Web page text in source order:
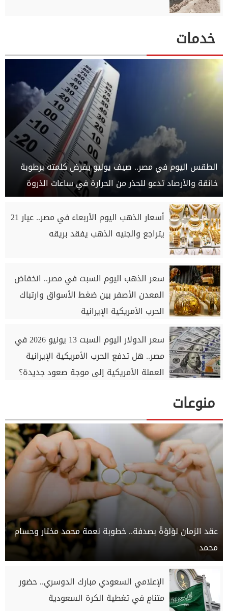
خدمات
الطقس اليوم في مصر.. صيف يوليو يفرض كلمته برطوبة
خانقة والأرصاد تدعو للحذر من الحرارة في ساعات الذروة
أسعار الذهب اليوم الأربعاء في مصر.. عيار 21
يتراجع والجنيه الذهب يفقد بريقه
سعر الذهب اليوم السبت في مصر.. انخفاض
المعدن الأصفر بين ضغط الأسواق وارتباك
الحرب الأمريكية الإيرانية
سعر الدولار اليوم السبت 13 يونيو 2026 في
مصر.. هل تدفع الحرب الأمريكية الإيرانية
العملة الأمريكية إلى موجة صعود جديدة؟
منوعات
عقد الزمان لؤلؤةً بصدفة.. خطوبة نعمة محمد مختار وحسام
محمد
الإعلامي السعودي مبارك الدوسري.. حضور
متنامٍ في تغطية الكرة السعودية